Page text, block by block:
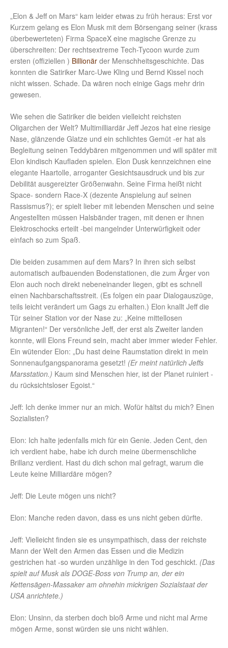
„Elon & Jeff on Mars“ kam leider etwas zu früh heraus: Erst vor
Kurzem gelang es Elon Musk mit dem Börsengang seiner (krass
überbewerteten) Firma SpaceX eine magische Grenze zu
überschreiten: Der rechtsextreme Tech-Tycoon wurde zum
ersten (offiziellen ) Billionär der Menschheitsgeschichte. Das
konnten die Satiriker Marc-Uwe Kling und Bernd Kissel noch
nicht wissen. Schade. Da wären noch einige Gags mehr drin
gewesen.
Wie sehen die Satiriker die beiden vielleicht reichsten
Oligarchen der Welt? Multimilliardär Jeff Jezos hat eine riesige
Nase, glänzende Glatze und ein schlichtes Gemüt -er hat als
Begleitung seinen Teddybären mitgenommen und will später mit
Elon kindisch Kaufladen spielen. Elon Dusk kennzeichnen eine
elegante Haartolle, arroganter Gesichtsausdruck und bis zur
Debilität ausgereizter Größenwahn. Seine Firma heißt nicht
Space- sondern Race-X (dezente Anspielung auf seinen
Rassismus?); er spielt lieber mit lebenden Menschen und seine
Angestellten müssen Halsbänder tragen, mit denen er ihnen
Elektroschocks erteilt -bei mangelnder Unterwürfigkeit oder
einfach so zum Spaß.
Die beiden zusammen auf dem Mars? In ihren sich selbst
automatisch aufbauenden Bodenstationen, die zum Ärger von
Elon auch noch direkt nebeneinander liegen, gibt es schnell
einen Nachbarschaftsstreit. (Es folgen ein paar Dialogauszüge,
teils leicht verändert um Gags zu erhalten.) Elon knallt Jeff die
Tür seiner Station vor der Nase zu: „Keine mittellosen
Migranten!“ Der versönliche Jeff, der erst als Zweiter landen
konnte, will Elons Freund sein, macht aber immer wieder Fehler.
Ein wütender Elon: „Du hast deine Raumstation direkt in mein
Sonnenaufgangspanorama gesetzt! (Er meint natürlich Jeffs
Marsstation.) Kaum sind Menschen hier, ist der Planet ruiniert -
du rücksichtsloser Egoist.“
Jeff: Ich denke immer nur an mich. Wofür hältst du mich? Einen
Sozialisten?
Elon: Ich halte jedenfalls mich für ein Genie. Jeden Cent, den
ich verdient habe, habe ich durch meine übermenschliche
Brillanz verdient. Hast du dich schon mal gefragt, warum die
Leute keine Milliardäre mögen?
Jeff: Die Leute mögen uns nicht?
Elon: Manche reden davon, dass es uns nicht geben dürfte.
Jeff: Vielleicht finden sie es unsympathisch, dass der reichste
Mann der Welt den Armen das Essen und die Medizin
gestrichen hat -so wurden unzählige in den Tod geschickt. (Das
spielt auf Musk als DOGE-Boss von Trump an, der ein
Kettensägen-Massaker am ohnehin mickrigen Sozialstaat der
USA anrichtete.)
Elon: Unsinn, da sterben doch bloß Arme und nicht mal Arme
mögen Arme, sonst würden sie uns nicht wählen.